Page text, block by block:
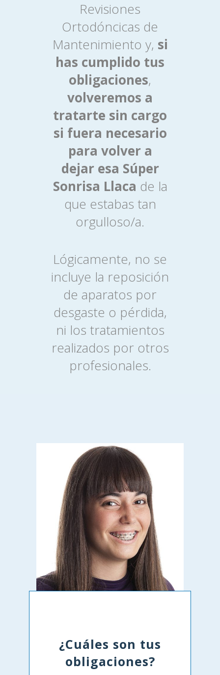
Revisiones
Ortodóncicas de
Mantenimiento y, si
has cumplido tus
obligaciones,
volveremos a
tratarte sin cargo
si fuera necesario
para volver a
dejar esa Súper
Sonrisa Llaca de la
que estabas tan
orgulloso/a.
Lógicamente, no se
incluye la reposición
de aparatos por
desgaste o pérdida,
ni los tratamientos
realizados por otros
profesionales.
¿Cuáles son tus
obligaciones?